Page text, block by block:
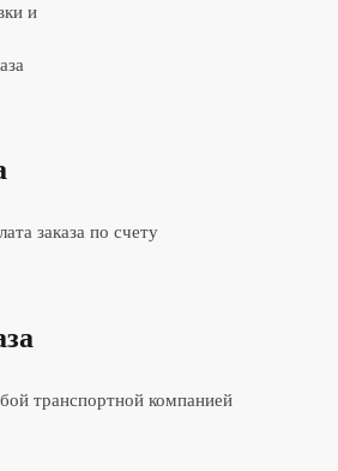
и
заказа по счету
транспортной компанией